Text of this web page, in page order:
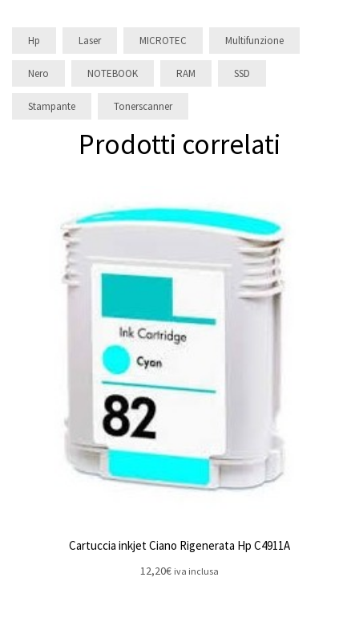
Hp Laser MICROTEC Multifunzione
Nero NOTEBOOK RAM SSD
Stampante Tonerscanner
Prodotti correlati
Cartuccia inkjet Ciano Rigenerata Hp C4911A
12,20€ iva inclusa